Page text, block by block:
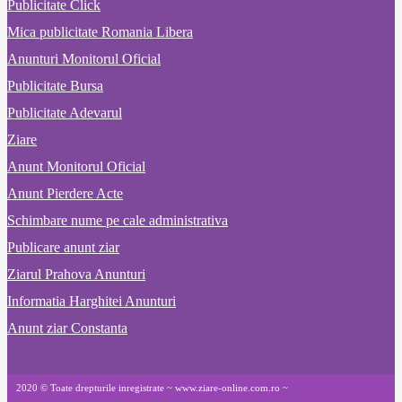
Publicitate Click
Mica publicitate Romania Libera
Anunturi Monitorul Oficial
Publicitate Bursa
Publicitate Adevarul
Ziare
Anunt Monitorul Oficial
Anunt Pierdere Acte
Schimbare nume pe cale administrativa
Publicare anunt ziar
Ziarul Prahova Anunturi
Informatia Harghitei Anunturi
Anunt ziar Constanta
2020 © Toate drepturile inregistrate ~ www.ziare-online.com.ro ~